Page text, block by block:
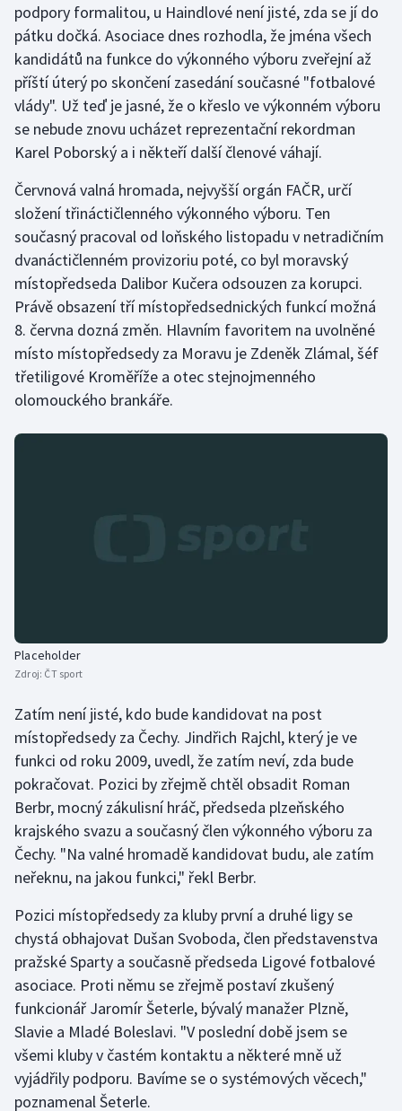
Jezdectví
Judo
Krasobruslení
Lezení
Lyže a snowboard
Moderní pětiboj
Motorsport
Olympijské hry
Parasport
Sportovní střelba
Stolní tenis
Triatlon
Veslování
Vodní slalom
Ostatní
podpory formalitou, u Haindlové není jisté, zda se jí do
pátku dočká. Asociace dnes rozhodla, že jména všech
kandidátů na funkce do výkonného výboru zveřejní až
příští úterý po skončení zasedání současné "fotbalové
vlády". Už teď je jasné, že o křeslo ve výkonném výboru
se nebude znovu ucházet reprezentační rekordman
Karel Poborský a i někteří další členové váhají.
Červnová valná hromada, nejvyšší orgán FAČR, určí
složení třináctičlenného výkonného výboru. Ten
současný pracoval od loňského listopadu v netradičním
dvanáctičlenném provizoriu poté, co byl moravský
místopředseda Dalibor Kučera odsouzen za korupci.
Právě obsazení tří místopředsednických funkcí možná
8. června dozná změn. Hlavním favoritem na uvolněné
místo místopředsedy za Moravu je Zdeněk Zlámal, šéf
třetiligové Kroměříže a otec stejnojmenného
olomouckého brankáře.
Placeholder
Zdroj: ČT sport
Zatím není jisté, kdo bude kandidovat na post
místopředsedy za Čechy. Jindřich Rajchl, který je ve
funkci od roku 2009, uvedl, že zatím neví, zda bude
pokračovat. Pozici by zřejmě chtěl obsadit Roman
Berbr, mocný zákulisní hráč, předseda plzeňského
krajského svazu a současný člen výkonného výboru za
Čechy. "Na valné hromadě kandidovat budu, ale zatím
neřeknu, na jakou funkci," řekl Berbr.
Pozici místopředsedy za kluby první a druhé ligy se
chystá obhajovat Dušan Svoboda, člen představenstva
pražské Sparty a současně předseda Ligové fotbalové
asociace. Proti němu se zřejmě postaví zkušený
funkcionář Jaromír Šeterle, bývalý manažer Plzně,
Slavie a Mladé Boleslavi. "V poslední době jsem se
všemi kluby v častém kontaktu a některé mně už
vyjádřily podporu. Bavíme se o systémových věcech,"
poznamenal Šeterle.